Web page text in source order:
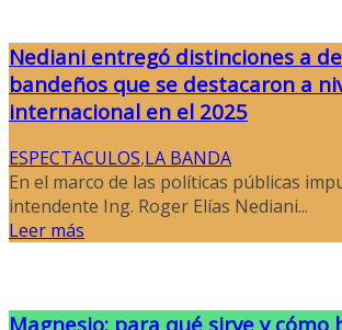
Nediani entregó distinciones a
bandeños que se destacaron a
internacional en el 2025
ESPECTACULOS,LA BANDA
En el marco de las políticas públicas
intendente Ing. Roger Elías Nediani...
Leer más
Magnesio: para qué sirve y cómo